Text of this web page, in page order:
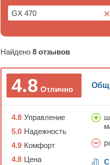
×
Найдено 8 отзывов
Отлично
4.8
Управление
4.8
Надежность
5.0
Комфорт
4.9
Цена
4.8